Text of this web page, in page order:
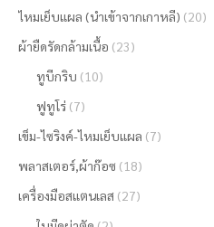
ไหมเย็บแผล (นำเข้าจากเกาหลี) (20)
ผ้ายืดรัดกล้ามเนื้อ (23)
ทูบีกริบ (10)
ฟูทูโร่ (7)
เข็ม-ไซริงค์-ไหมเย็บแผล (7)
พลาสเตอร์,ผ้าก๊อซ (18)
เครื่องมือสแตนเลส (27)